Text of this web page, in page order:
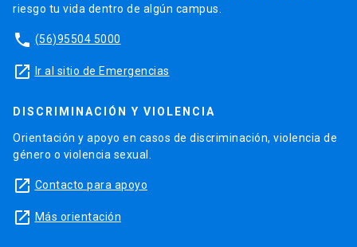
riesgo tu vida dentro de algún campus.
phone (56)95504 5000
launch Ir al sitio de Emergencias
DISCRIMINACIÓN Y VIOLENCIA
Orientación y apoyo en casos de discriminación, violencia de
género o violencia sexual.
launch Contacto para apoyo
launch Más orientación